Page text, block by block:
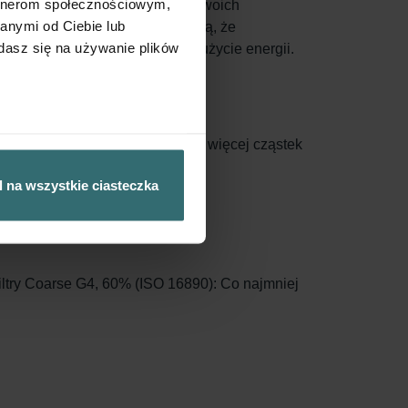
społecznościowym,
od Ciebie lub
się na używanie plików
na wszystkie ciasteczka
zanim trafi ono do twoich
Jednocześnie filtry sprawiają, że
żywotność systemu i obniża zużycie energii.
filtracji, przechwytując więcej cząstek
Coarse G4, 60% (ISO 16890): Co najmniej